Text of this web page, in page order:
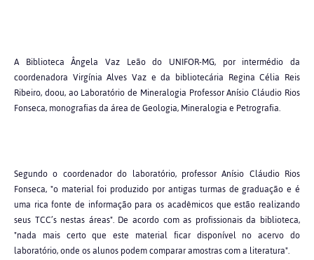
A Biblioteca Ângela Vaz Leão do UNIFOR-MG, por intermédio da
coordenadora Virgínia Alves Vaz e da bibliotecária Regina Célia Reis
Ribeiro, doou, ao Laboratório de Mineralogia Professor Anísio Cláudio Rios
Fonseca, monografias da área de Geologia, Mineralogia e Petrografia.
Segundo o coordenador do laboratório, professor Anísio Cláudio Rios
Fonseca, "o material foi produzido por antigas turmas de graduação e é
uma rica fonte de informação para os acadêmicos que estão realizando
seus TCC’s nestas áreas". De acordo com as profissionais da biblioteca,
"nada mais certo que este material ficar disponível no acervo do
laboratório, onde os alunos podem comparar amostras com a literatura".